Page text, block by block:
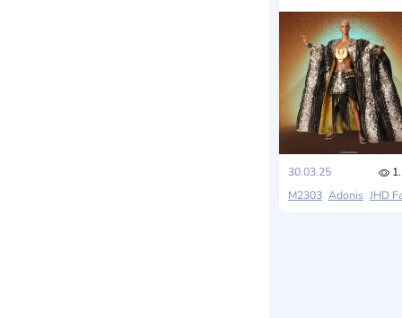
30.03.25
M2303 Adonis JHD Fashion